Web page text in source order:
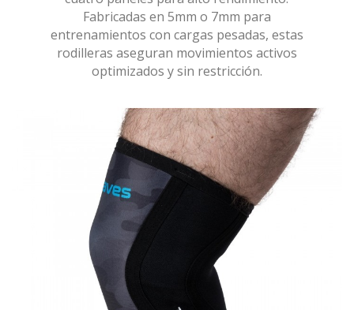
Fabricadas en 5mm o 7mm para
entrenamientos con cargas pesadas, estas
rodilleras aseguran movimientos activos
optimizados y sin restricción.